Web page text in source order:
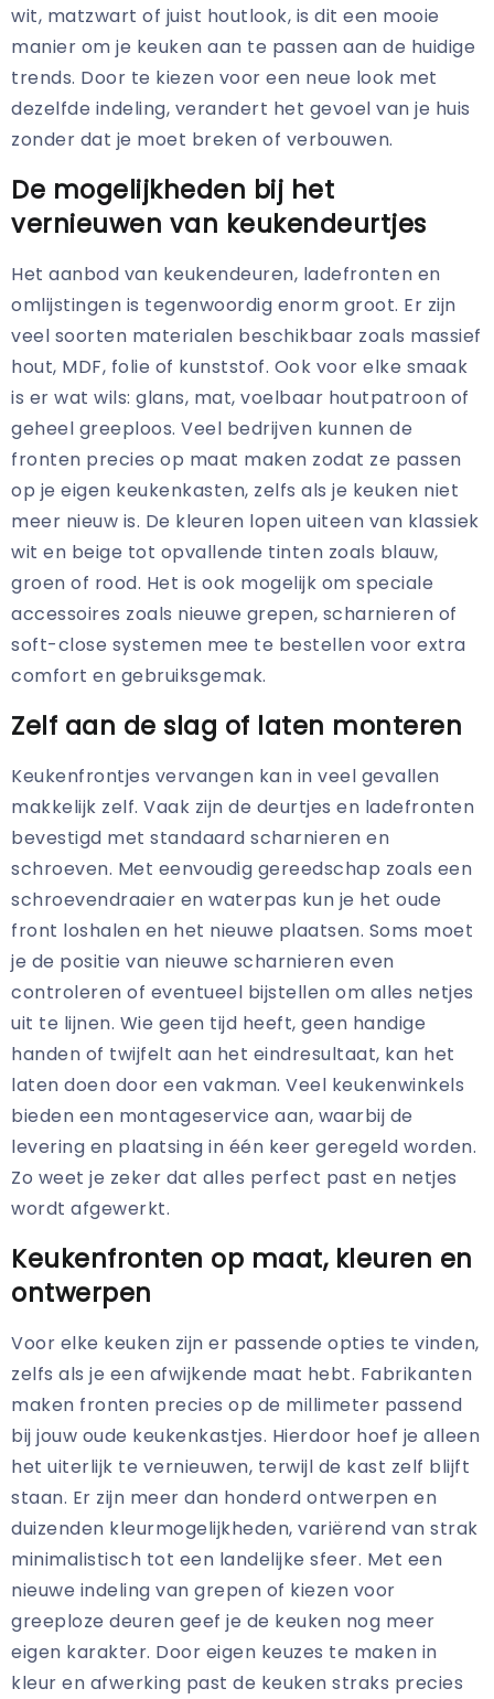
wit, matzwart of juist houtlook, is dit een mooie
manier om je keuken aan te passen aan de huidige
trends. Door te kiezen voor een neue look met
dezelfde indeling, verandert het gevoel van je huis
zonder dat je moet breken of verbouwen.
De mogelijkheden bij het
vernieuwen van keukendeurtjes
Het aanbod van keukendeuren, ladefronten en
omlijstingen is tegenwoordig enorm groot. Er zijn
veel soorten materialen beschikbaar zoals massief
hout, MDF, folie of kunststof. Ook voor elke smaak
is er wat wils: glans, mat, voelbaar houtpatroon of
geheel greeploos. Veel bedrijven kunnen de
fronten precies op maat maken zodat ze passen
op je eigen keukenkasten, zelfs als je keuken niet
meer nieuw is. De kleuren lopen uiteen van klassiek
wit en beige tot opvallende tinten zoals blauw,
groen of rood. Het is ook mogelijk om speciale
accessoires zoals nieuwe grepen, scharnieren of
soft-close systemen mee te bestellen voor extra
comfort en gebruiksgemak.
Zelf aan de slag of laten monteren
Keukenfrontjes vervangen kan in veel gevallen
makkelijk zelf. Vaak zijn de deurtjes en ladefronten
bevestigd met standaard scharnieren en
schroeven. Met eenvoudig gereedschap zoals een
schroevendraaier en waterpas kun je het oude
front loshalen en het nieuwe plaatsen. Soms moet
je de positie van nieuwe scharnieren even
controleren of eventueel bijstellen om alles netjes
uit te lijnen. Wie geen tijd heeft, geen handige
handen of twijfelt aan het eindresultaat, kan het
laten doen door een vakman. Veel keukenwinkels
bieden een montageservice aan, waarbij de
levering en plaatsing in één keer geregeld worden.
Zo weet je zeker dat alles perfect past en netjes
wordt afgewerkt.
Keukenfronten op maat, kleuren en
ontwerpen
Voor elke keuken zijn er passende opties te vinden,
zelfs als je een afwijkende maat hebt. Fabrikanten
maken fronten precies op de millimeter passend
bij jouw oude keukenkastjes. Hierdoor hoef je alleen
het uiterlijk te vernieuwen, terwijl de kast zelf blijft
staan. Er zijn meer dan honderd ontwerpen en
duizenden kleurmogelijkheden, variërend van strak
minimalistisch tot een landelijke sfeer. Met een
nieuwe indeling van grepen of kiezen voor
greeploze deuren geef je de keuken nog meer
eigen karakter. Door eigen keuzes te maken in
kleur en afwerking past de keuken straks precies